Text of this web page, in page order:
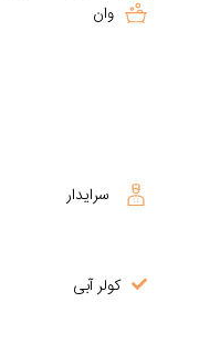
وان
سرایدار
کولر آبی